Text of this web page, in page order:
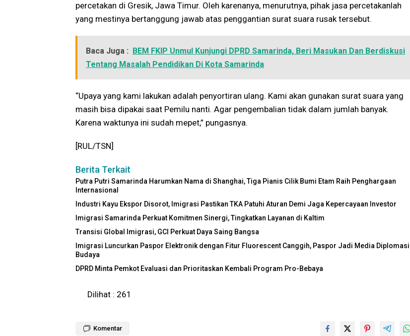
percetakan di Gresik, Jawa Timur. Oleh karenanya, menurutnya, pihak jasa percetakanlah
yang mestinya bertanggung jawab atas penggantian surat suara rusak tersebut.
Baca Juga :
BEM FKIP Unmul Kunjungi DPRD Samarinda, Beri Masukan Dan Berdiskusi
Tentang Masalah Pendidikan Di Kota Samarinda
“Upaya yang kami lakukan adalah penyortiran ulang. Kami akan gunakan surat suara yang
masih bisa dipakai saat Pemilu nanti. Agar pengembalian tidak dalam jumlah banyak.
Karena waktunya ini sudah mepet,” pungasnya.
[RUL/TSN]
Berita Terkait
Putra Putri Samarinda Harumkan Nama di Shanghai, Tiga Pianis Cilik Bumi Etam Raih Penghargaan
Internasional
Industri Kayu Ekspor Disorot, Imigrasi Pastikan TKA Patuhi Aturan Demi Jaga Kepercayaan Investor
Imigrasi Samarinda Perkuat Komitmen Sinergi, Tingkatkan Layanan di Kaltim
Transisi Global Imigrasi, GCI Perkuat Daya Saing Bangsa
Imigrasi Luncurkan Paspor Elektronik dengan Fitur Fluorescent Canggih, Paspor Jadi Media Diplomasi
Budaya
DPRD Minta Pemkot Evaluasi dan Prioritaskan Kembali Program Pro-Bebaya
Dilihat : 261
Komentar